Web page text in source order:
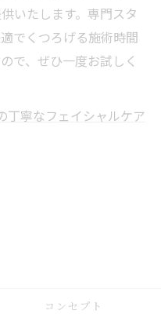
いたします。専門スタ
でくつろげる施術時間
で、ぜひ一度お試しく
丁寧なフェイシャルケア
コンセプト